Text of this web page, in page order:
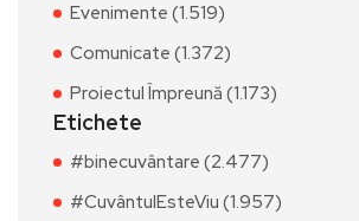
Evenimente (1.519)
Comunicate (1.372)
Proiectul Împreună (1.173)
Etichete
#binecuvântare (2.477)
#CuvântulEsteViu (1.957)